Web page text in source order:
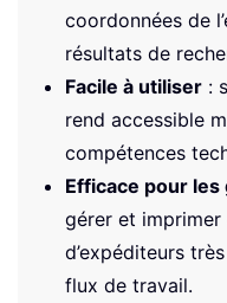
coordonnées de
résultats de
Facile à utiliser :
rend accessible
compétences
Efficace pour
gérer et
d’expéditeurs
flux de travail.